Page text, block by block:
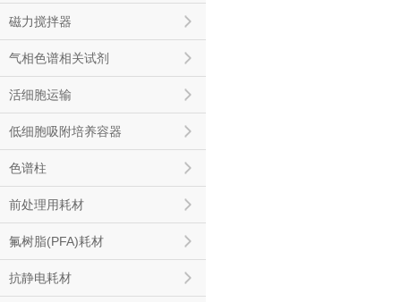
磁力搅拌器
气相色谱相关试剂
活细胞运输
低细胞吸附培养容器
色谱柱
前处理用耗材
氟树脂(PFA)耗材
抗静电耗材